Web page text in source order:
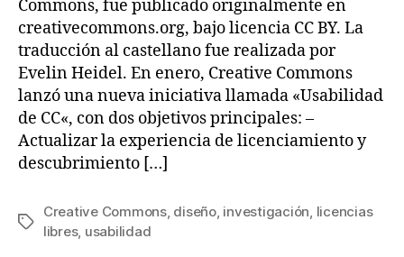
descubrimiento
de
la
usabilidad
de
CC
Commons, fue publicado originalmente en
creativecommons.org, bajo licencia CC BY. La
traducción al castellano fue realizada por
Evelin Heidel. En enero, Creative Commons
lanzó una nueva iniciativa llamada «Usabilidad
de CC«, con dos objetivos principales: –
Actualizar la experiencia de licenciamiento y
descubrimiento […]
Etiquetas
Creative Commons, diseño, investigación, licencias
libres, usabilidad